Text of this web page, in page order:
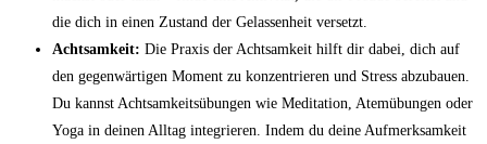
die dich in einen Zustand der Gelassenheit versetzt.
Achtsamkeit: Die Praxis der Achtsamkeit hilft dir dabei, dich auf
den gegenwärtigen Moment zu konzentrieren und Stress abzubauen.
Du kannst Achtsamkeitsübungen wie Meditation, Atemübungen oder
Yoga in deinen Alltag integrieren. Indem du deine Aufmerksamkeit